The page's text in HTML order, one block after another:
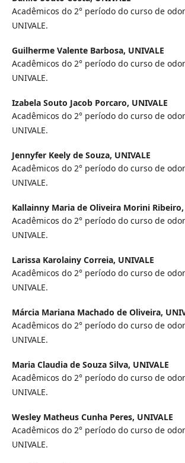
Acadêmicos do 2° período do curso de
UNIVALE.
Guilherme Valente Barbosa, UNIVALE
Acadêmicos do 2° período do curso de
UNIVALE.
Izabela Souto Jacob Porcaro, UNIVALE
Acadêmicos do 2° período do curso de
UNIVALE.
Jennyfer Keely de Souza, UNIVALE
Acadêmicos do 2° período do curso de
UNIVALE.
Kallainny Maria de Oliveira Morini Ribeiro,
Acadêmicos do 2° período do curso de
UNIVALE.
Larissa Karolainy Correia, UNIVALE
Acadêmicos do 2° período do curso de
UNIVALE.
Márcia Mariana Machado de Oliveira,
Acadêmicos do 2° período do curso de
UNIVALE.
Maria Claudia de Souza Silva, UNIVALE
Acadêmicos do 2° período do curso de
UNIVALE.
Wesley Matheus Cunha Peres, UNIVALE
Acadêmicos do 2° período do curso de
UNIVALE.